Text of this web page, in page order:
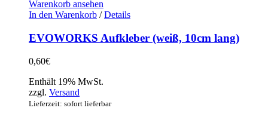
Warenkorb ansehen
In den Warenkorb / Details
EVOWORKS Aufkleber (weiß, 10cm lang)
0,60€
Enthält 19% MwSt.
zzgl. Versand
Lieferzeit: sofort lieferbar